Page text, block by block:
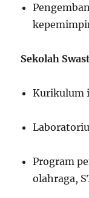
Sekolah
Kurikulum
Program
olahraga,